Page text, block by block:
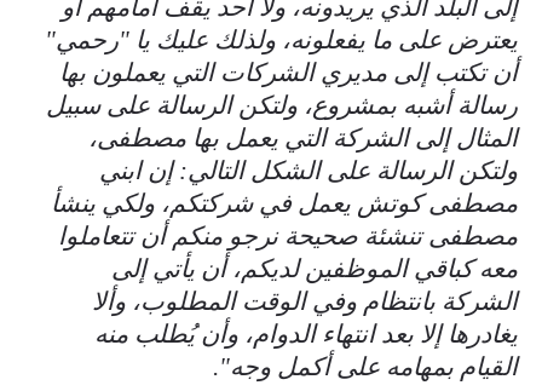
إلى البلد الذي يريدونه، ولا أحد يقف أمامهم أو
يعترض على ما يفعلونه، ولذلك عليك يا "رحمي"
أن تكتب إلى مديري الشركات التي يعملون بها
رسالة أشبه بمشروع، ولتكن الرسالة على سبيل
المثال إلى الشركة التي يعمل بها مصطفى،
ولتكن الرسالة على الشكل التالي: إن ابني
مصطفى كوتش يعمل في شركتكم، ولكي ينشأ
مصطفى تنشئة صحيحة نرجو منكم أن تتعاملوا
معه كباقي الموظفين لديكم، أن يأتي إلى
الشركة بانتظام وفي الوقت المطلوب، وألا
يغادرها إلا بعد انتهاء الدوام، وأن يُطلب منه
القيام بمهامه على أكمل وجه".